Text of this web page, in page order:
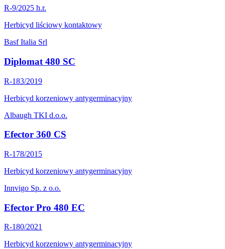
R-9/2025 h.r.
Herbicyd liściowy kontaktowy
Basf Italia Srl
Diplomat 480 SC
R-183/2019
Herbicyd korzeniowy antygerminacyjny
Albaugh TKI d.o.o.
Efector 360 CS
R-178/2015
Herbicyd korzeniowy antygerminacyjny
Innvigo Sp. z o.o.
Efector Pro 480 EC
R-180/2021
Herbicyd korzeniowy antygerminacyjny